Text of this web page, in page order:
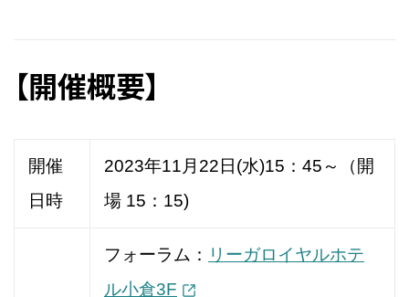
【開催概要】
開催
日時
2023年11月22日(水)15：45～（開
場 15：15)
フォーラム： リーガロイヤルホテ
ル小倉3F